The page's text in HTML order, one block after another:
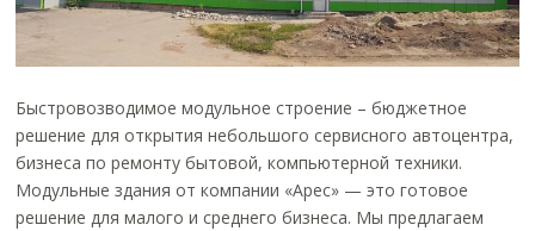
Быстровозводимое модульное строение – бюджетное
решение для открытия небольшого сервисного автоцентра,
бизнеса по ремонту бытовой, компьютерной техники.
Модульные здания от компании «Арес» — это готовое
решение для малого и среднего бизнеса. Мы предлагаем